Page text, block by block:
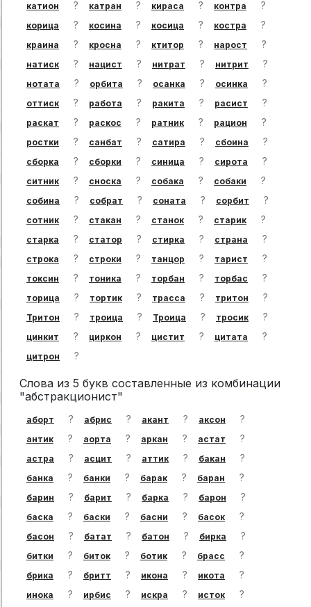
катион ? катран ? кираса ? контра ?
корица ? косина ? косица ? костра ?
краина ? кросна ? ктитор ? нарост ?
натиск ? нацист ? нитрат ? нитрит ?
нотата ? орбита ? осанка ? осинка ?
оттиск ? работа ? ракита ? расист ?
раскат ? раскос ? ратник ? рацион ?
ростки ? санбат ? сатира ? сбоина ?
сборка ? сборки ? синица ? сирота ?
ситник ? сноска ? собака ? собаки ?
собина ? собрат ? соната ? сорбит ?
сотник ? стакан ? станок ? старик ?
старка ? статор ? стирка ? страна ?
строка ? строки ? танцор ? тарист ?
токсин ? тоника ? торбан ? торбас ?
торица ? тортик ? трасса ? тритон ?
Тритон ? троица ? Троица ? тросик ?
цинкит ? циркон ? цистит ? цитата ?
цитрон ?
Слова из 5 букв составленные из комбинации
"абстракционист"
аборт ? абрис ? акант ? аксон ?
антик ? аорта ? аркан ? астат ?
астра ? асцит ? аттик ? бакан ?
банка ? банки ? барак ? баран ?
барин ? барит ? барка ? барон ?
баска ? баски ? басни ? басок ?
басон ? батат ? батон ? бирка ?
битки ? биток ? ботик ? брасс ?
брика ? бритт ? икона ? икота ?
инока ? ирбис ? искра ? исток ?